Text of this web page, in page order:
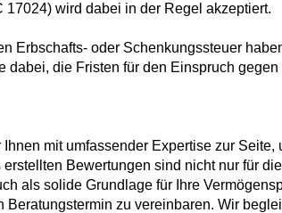
wird dabei in der Regel akzeptiert.
Erbschafts- oder Schenkungssteuer
dabei, die Fristen für den Einspruch gegen
mit umfassender Expertise zur Seite,
Bewertungen sind nicht nur für die
als solide Grundlage für Ihre
zu vereinbaren. Wir